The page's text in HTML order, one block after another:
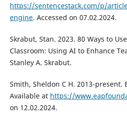
https://sentencestack.com/p/
engine. Accessed on 07.02.2024.
Skrabut, Stan. 2023. 80 Ways to
Classroom: Using AI to Enhance
Stanley A. Skrabut.
Smith, Sheldon C H. 2013-present.
Available at https://
on 12.02.2024.